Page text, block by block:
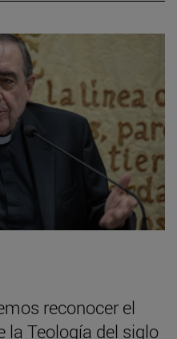
reconocer el
la Teología del siglo